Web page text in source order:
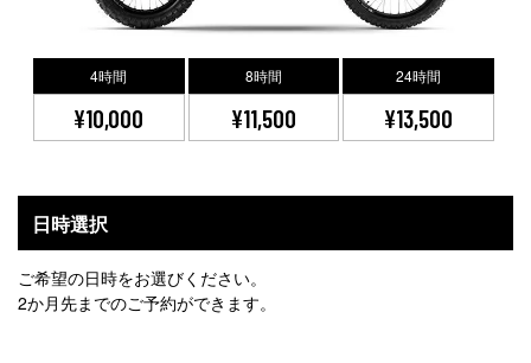
4時間
¥10,000
8時間
¥11,500
24時間
¥13,500
日時選択
ご希望の日時をお選びください。
2か月先までのご予約ができます。